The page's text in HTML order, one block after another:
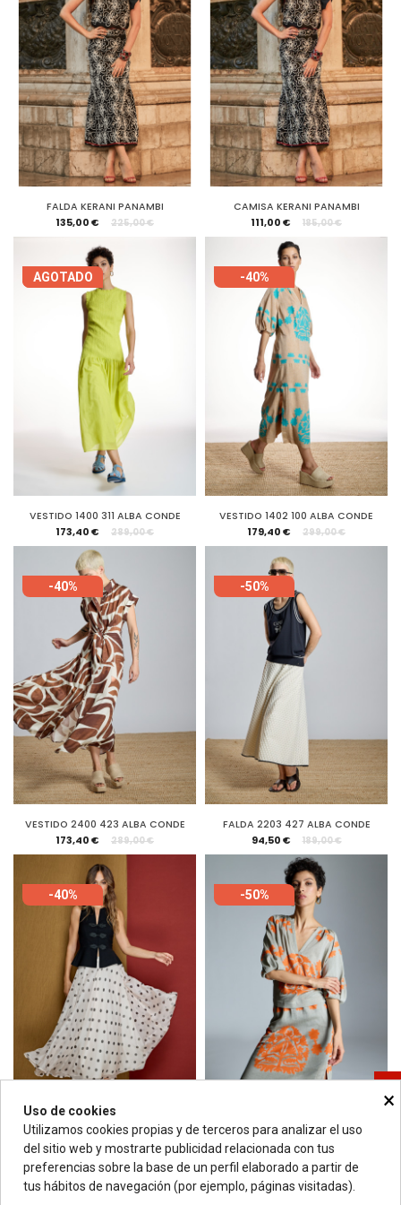
FALDA KERANI PANAMBI
135,00 €
225,00 €
CAMISA KERANI PANAMBI
111,00 €
185,00 €
-40%
AGOTADO
VESTIDO 1400 311 ALBA CONDE
173,40 €
289,00 €
-40%
VESTIDO 1402 100 ALBA CONDE
179,40 €
299,00 €
-40%
VESTIDO 2400 423 ALBA CONDE
173,40 €
289,00 €
-50%
FALDA 2203 427 ALBA CONDE
94,50 €
189,00 €
-40%
FALDA 3205 751 ALBA CONDE
94,20 €
157,00 €
-50%
FALDA 1205 100 ALBA CONDE
109,50 €
219,00 €
×
Uso de cookies
Utilizamos cookies propias y de terceros para analizar el uso
del sitio web y mostrarte publicidad relacionada con tus
preferencias sobre la base de un perfil elaborado a partir de
tus hábitos de navegación (por ejemplo, páginas visitadas).
Consentimiento de cookies